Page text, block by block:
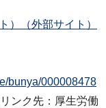
）（外部サイト）
bunya/000008478
リンク先：厚生労働